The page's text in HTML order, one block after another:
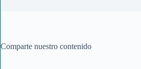
Comparte nuestro contenido